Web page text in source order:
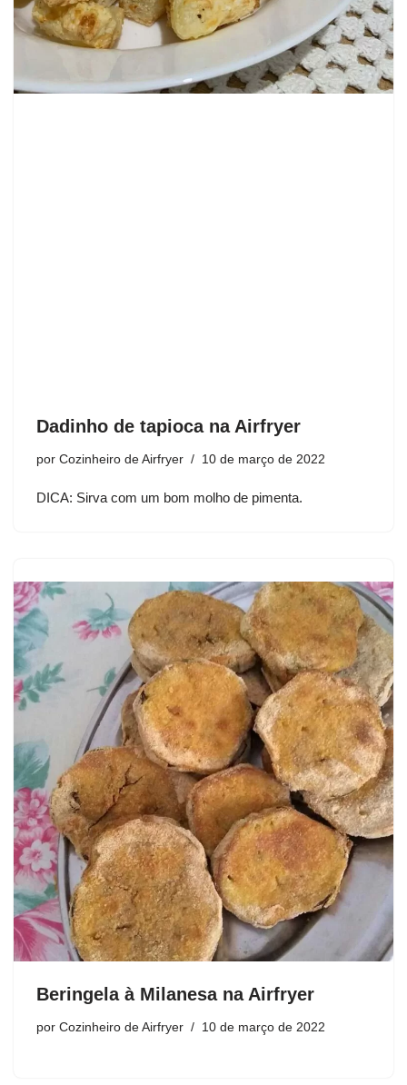
Dadinho de tapioca na Airfryer
por Cozinheiro de Airfryer 10 de março de 2022
DICA: Sirva com um bom molho de pimenta.
Beringela à Milanesa na Airfryer
por Cozinheiro de Airfryer 10 de março de 2022